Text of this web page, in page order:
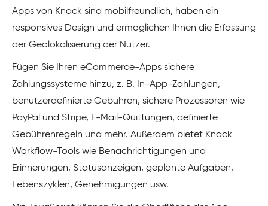
Apps von Knack sind mobilfreundlich, haben ein
responsives Design und ermöglichen Ihnen die Erfassung
der Geolokalisierung der Nutzer.
Fügen Sie Ihren eCommerce-Apps sichere
Zahlungssysteme hinzu, z. B. In-App-Zahlungen,
benutzerdefinierte Gebühren, sichere Prozessoren wie
PayPal und Stripe, E-Mail-Quittungen, definierte
Gebührenregeln und mehr. Außerdem bietet Knack
Workflow-Tools wie Benachrichtigungen und
Erinnerungen, Statusanzeigen, geplante Aufgaben,
Lebenszyklen, Genehmigungen usw.